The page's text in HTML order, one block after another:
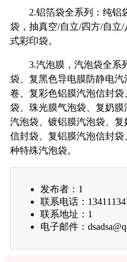
2.铝箔袋全系列：纯铝
袋，抽真空/自立/四方/自立
式彩印袋。
3.汽泡膜，汽泡袋全系
袋、复黑色导电膜防静电
卷、复彩色铝膜汽泡信封
袋、珠光膜气泡袋、复奶
汽泡袋、镀铝膜汽泡袋、
信封袋、复铝膜汽泡信封
种特殊汽泡袋。
发布者：1
联系电话：
联系地址：1
电子邮件：